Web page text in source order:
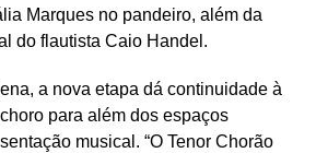
Marques no pandeiro, além da
do flautista Caio Handel.
a nova etapa dá continuidade à
para além dos espaços
musical. “O Tenor Chorão